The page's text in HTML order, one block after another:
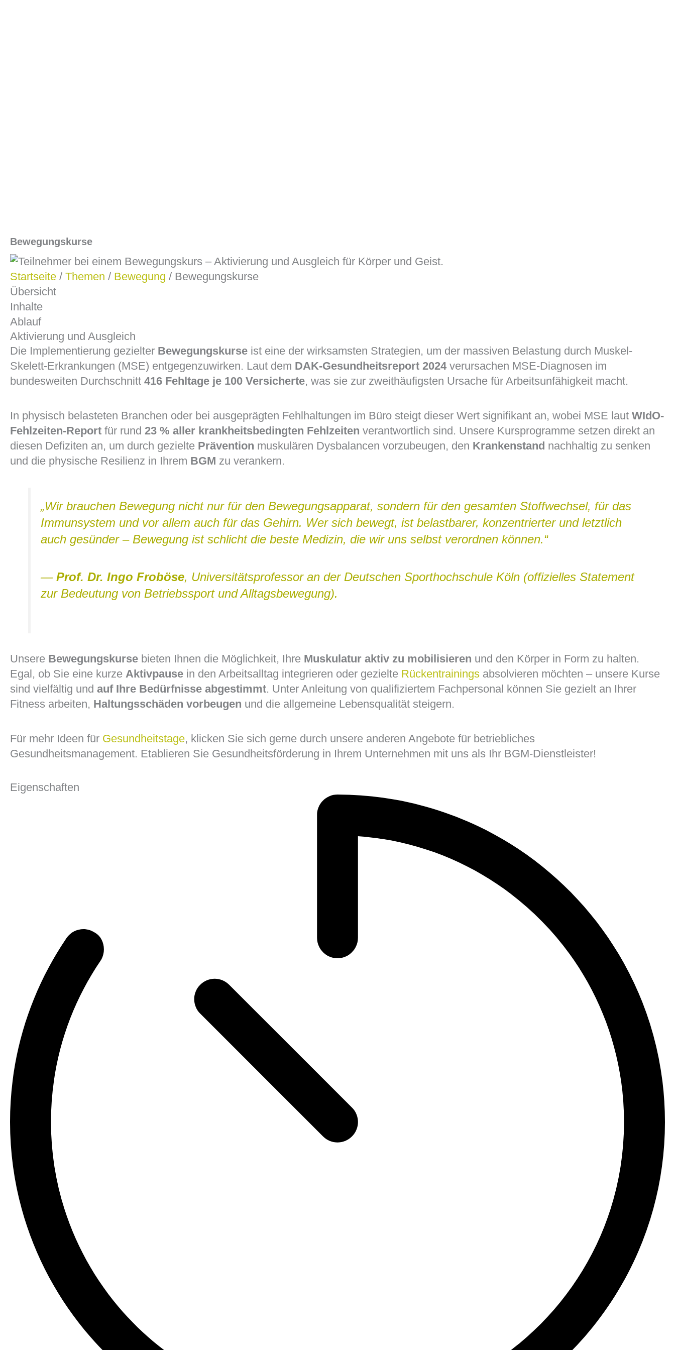
Bewegungskurse
Startseite / Themen / Bewegung / Bewegungskurse
Übersicht
Inhalte
Ablauf
Aktivierung und Ausgleich
Die Implementierung gezielter Bewegungskurse ist eine der wirksamsten Strategien, um der massiven Belastung durch Muskel-
Skelett-Erkrankungen (MSE) entgegenzuwirken. Laut dem DAK-Gesundheitsreport 2024 verursachen MSE-Diagnosen im
bundesweiten Durchschnitt 416 Fehltage je 100 Versicherte, was sie zur zweithäufigsten Ursache für Arbeitsunfähigkeit macht.
In physisch belasteten Branchen oder bei ausgeprägten Fehlhaltungen im Büro steigt dieser Wert signifikant an, wobei MSE laut WIdO-
Fehlzeiten-Report für rund 23 % aller krankheitsbedingten Fehlzeiten verantwortlich sind. Unsere Kursprogramme setzen direkt an
diesen Defiziten an, um durch gezielte Prävention muskulären Dysbalancen vorzubeugen, den Krankenstand nachhaltig zu senken
und die physische Resilienz in Ihrem BGM zu verankern.
„Wir brauchen Bewegung nicht nur für den Bewegungsapparat, sondern für den gesamten Stoffwechsel, für das
Immunsystem und vor allem auch für das Gehirn. Wer sich bewegt, ist belastbarer, konzentrierter und letztlich
auch gesünder – Bewegung ist schlicht die beste Medizin, die wir uns selbst verordnen können.“
—Prof. Dr. Ingo Froböse, Universitätsprofessor an der Deutschen Sporthochschule Köln (offizielles Statement
zur Bedeutung von Betriebssport und Alltagsbewegung).
Unsere Bewegungskurse bieten Ihnen die Möglichkeit, Ihre Muskulatur aktiv zu mobilisieren und den Körper in Form zu halten.
Egal, ob Sie eine kurze Aktivpause in den Arbeitsalltag integrieren oder gezielte Rückentrainings absolvieren möchten – unsere Kurse
sind vielfältig und auf Ihre Bedürfnisse abgestimmt. Unter Anleitung von qualifiziertem Fachpersonal können Sie gezielt an Ihrer
Fitness arbeiten, Haltungsschäden vorbeugen und die allgemeine Lebensqualität steigern.
Für mehr Ideen für Gesundheitstage, klicken Sie sich gerne durch unsere anderen Angebote für betriebliches
Gesundheitsmanagement. Etablieren Sie Gesundheitsförderung in Ihrem Unternehmen mit uns als Ihr BGM-Dienstleister!
Eigenschaften